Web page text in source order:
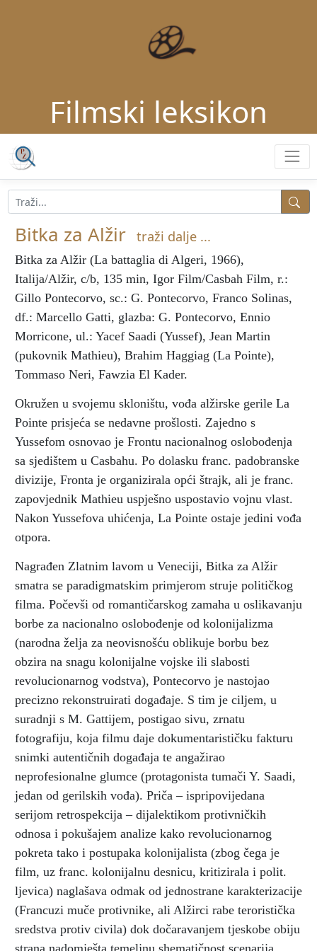
Filmski leksikon
Bitka za Alžir traži dalje ...
Bitka za Alžir (La battaglia di Algeri, 1966),
Italija/Alžir, c/b, 135 min, Igor Film/Casbah Film, r.:
Gillo Pontecorvo, sc.: G. Pontecorvo, Franco Solinas,
df.: Marcello Gatti, glazba: G. Pontecorvo, Ennio
Morricone, ul.: Yacef Saadi (Yussef), Jean Martin
(pukovnik Mathieu), Brahim Haggiag (La Pointe),
Tommaso Neri, Fawzia El Kader.
Okružen u svojemu skloništu, vođa alžirske gerile La
Pointe prisjeća se nedavne prošlosti. Zajedno s
Yussefom osnovao je Frontu nacionalnog oslobođenja
sa sjedištem u Casbahu. Po dolasku franc. padobranske
divizije, Fronta je organizirala opći štrajk, ali je franc.
zapovjednik Mathieu uspješno uspostavio vojnu vlast.
Nakon Yussefova uhićenja, La Pointe ostaje jedini vođa
otpora.
Nagrađen Zlatnim lavom u Veneciji, Bitka za Alžir
smatra se paradigmatskim primjerom struje političkog
filma. Počevši od romantičarskog zamaha u oslikavanju
borbe za nacionalno oslobođenje od kolonijalizma
(narodna želja za neovisnošću oblikuje borbu bez
obzira na snagu kolonijalne vojske ili slabosti
revolucionarnog vodstva), Pontecorvo je nastojao
precizno rekonstruirati događaje. S tim je ciljem, u
suradnji s M. Gattijem, postigao sivu, zrnatu
fotografiju, koja filmu daje dokumentarističku fakturu
snimki autentičnih događaja te angažirao
neprofesionalne glumce (protagonista tumači Y. Saadi,
jedan od gerilskih vođa). Priča – ispripovijedana
serijom retrospekcija – dijalektikom protivničkih
odnosa i pokušajem analize kako revolucionarnog
pokreta tako i postupaka kolonijalista (zbog čega je
film, uz franc. kolonijalnu desnicu, kritizirala i polit.
ljevica) naglašava odmak od jednostrane karakterizacije
(Francuzi muče protivnike, ali Alžirci rabe teroristička
sredstva protiv civila) dok dočaravanjem tjeskobe obiju
strana nadomješta temeljnu shematičnost scenarija.